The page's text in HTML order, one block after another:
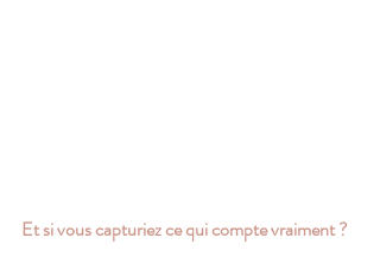
Et si vous capturiez ce qui compte vraiment ?